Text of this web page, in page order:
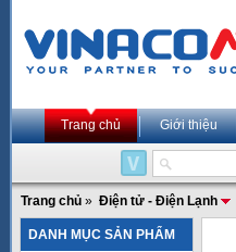
Trang chủ Giới thiệu
Trang chủ » Điện tử - Điện Lạnh
DANH MỤC SẢN PHẨM